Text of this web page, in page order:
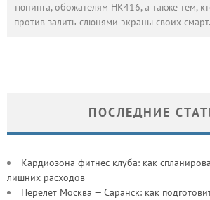
тюнинга, обожателям HK416, а также тем,
против залить слюнями экраны своих смарт
ПОСЛЕДНИЕ
Кардиозона фитнес-клуба: как
лишних расходов
Перелет Москва — Саранск: как